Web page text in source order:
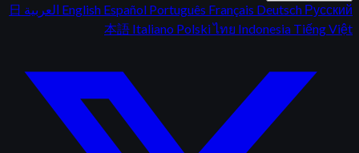
English Español Português Français Deutsch Русский العربية 日
本語 Italiano Polskiไทย Indonesia Tiếng Việt